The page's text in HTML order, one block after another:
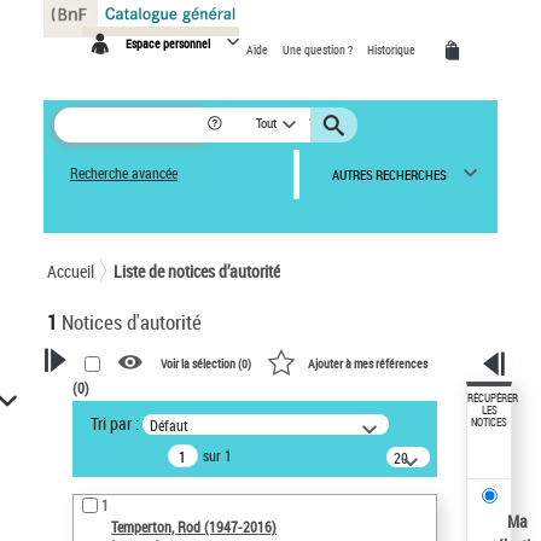
Espace personnel Aide Une question ? Historique
Tout
Recherche avancée AUTRES RECHERCHES
Accueil Liste de notices d’autorité
1 Notices d'autorité
VOTRE RECHERCHE
Recherche avancée dans les
notices d’autorité
Œuvres liées à l'auteur :
Temperton, Rod (1947-2016)
Voir la sélection (0) Ajouter à mes références
(0)
Tri par : Défaut
sur 1
20
résultats/page
1
Temperton, Rod (1947-2016)
RÉCUPÉRER
LES
NOTICES
Ma
Panneau de gestion des cookies